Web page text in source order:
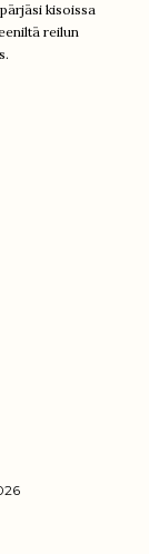
kisoissa
reilun